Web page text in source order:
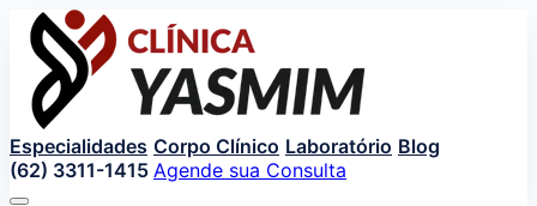
Especialidades Corpo Clínico Laboratório Blog
(62) 3311-1415 Agende sua Consulta